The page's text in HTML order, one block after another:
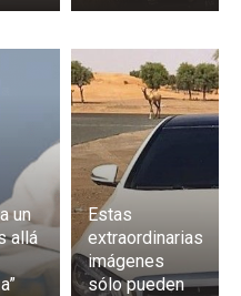
un
allá
Estas
extraordinarias
imágenes
sólo pueden